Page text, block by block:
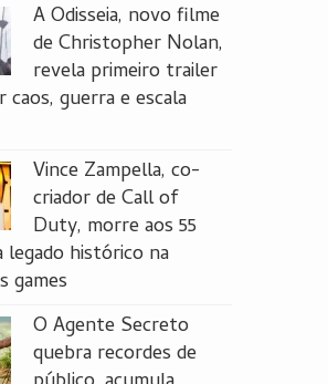
A Odisseia, novo filme
de Christopher Nolan,
revela primeiro trailer
caos, guerra e escala
Vince Zampella, co-
criador de Call of
Duty, morre aos 55
legado histórico na
games
O Agente Secreto
quebra recordes de